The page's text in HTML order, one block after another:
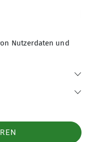
ist
Nutzerdaten und